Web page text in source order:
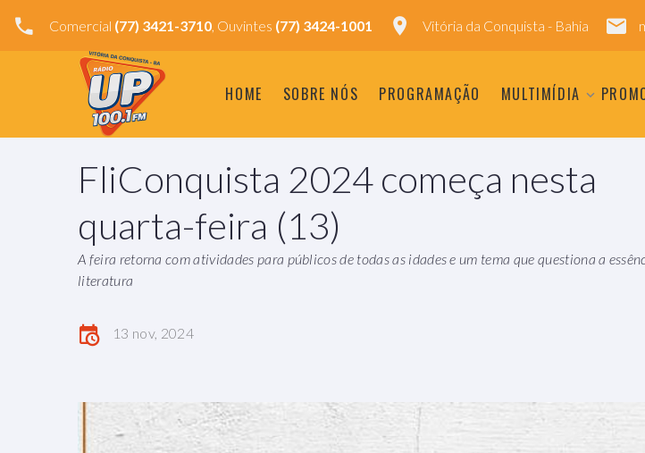
Comercial (77) 3421-3710, Ouvintes (77) 3424-1001 Vitória da Conquista - Bahia
HOME SOBRE NÓS PROGRAMAÇÃO MULTIMÍDIA
FliConquista 2024 começa nesta
quarta-feira (13)
A feira retorna com atividades para públicos de todas as idades e um tema que questiona a
literatura
13 nov, 2024